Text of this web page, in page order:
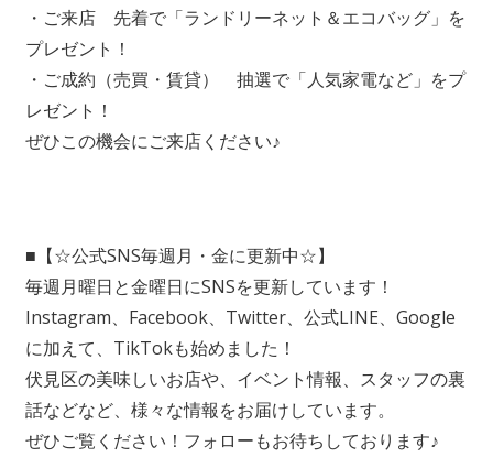
・ご来店 先着で「ランドリーネット＆エコバッグ」を
プレゼント！
・ご成約（売買・賃貸） 抽選で「人気家電など」をプ
レゼント！
ぜひこの機会にご来店ください♪
■【☆公式SNS毎週月・金に更新中☆】
毎週月曜日と金曜日にSNSを更新しています！
Instagram、Facebook、Twitter、公式LINE、Google
に加えて、TikTokも始めました！
伏見区の美味しいお店や、イベント情報、スタッフの裏
話などなど、様々な情報をお届けしています。
ぜひご覧ください！フォローもお待ちしております♪